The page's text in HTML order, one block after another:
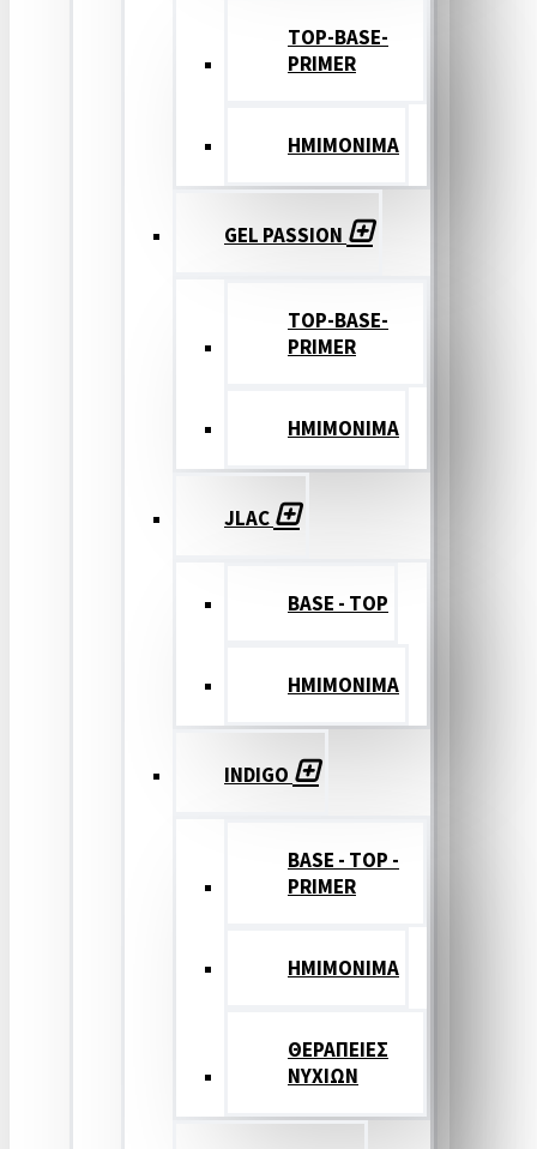
TOP-BASE-
PRIMER
ΗΜΙΜΟΝΙΜΑ
GEL PASSION
TOP-BASE-
PRIMER
ΗΜΙΜΟΝΙΜΑ
JLAC
BASE - TOP
ΗΜΙΜΟΝΙΜΑ
INDIGO
BASE - TOP -
PRIMER
HMIMONIMA
ΘΕΡΑΠΕΙΕΣ
ΝΥΧΙΩΝ